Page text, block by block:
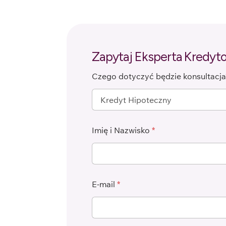
Zapytaj Eksperta
Czego dotyczyć będzie
Imię i Nazwisko *
E-mail *